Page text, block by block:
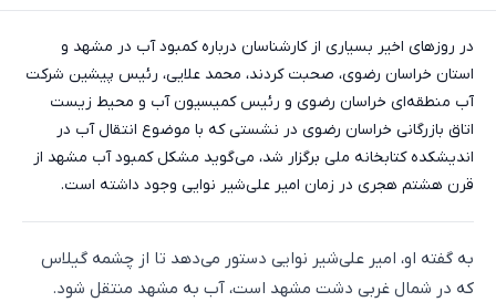
در روزهای اخیر بسیاری از کارشناسان درباره کمبود آب در مشهد و
استان خراسان رضوی، صحبت کردند، محمد علایی، رئیس پیشین شرکت
آب منطقه‌ای خراسان رضوی و رئیس کمیسیون آب و محیط زیست
اتاق بازرگانی خراسان رضوی در نشستی که با موضوع انتقال آب در
اندیشکده کتابخانه ملی برگزار شد، می‌گوید مشکل کمبود آب مشهد از
قرن هشتم هجری در زمان امیر علی‌شیر نوایی وجود داشته است.
به گفته او، امیر علی‌شیر نوایی دستور می‌دهد تا از چشمه گیلاس
که در شمال غربی دشت مشهد است، آب به مشهد منتقل شود.